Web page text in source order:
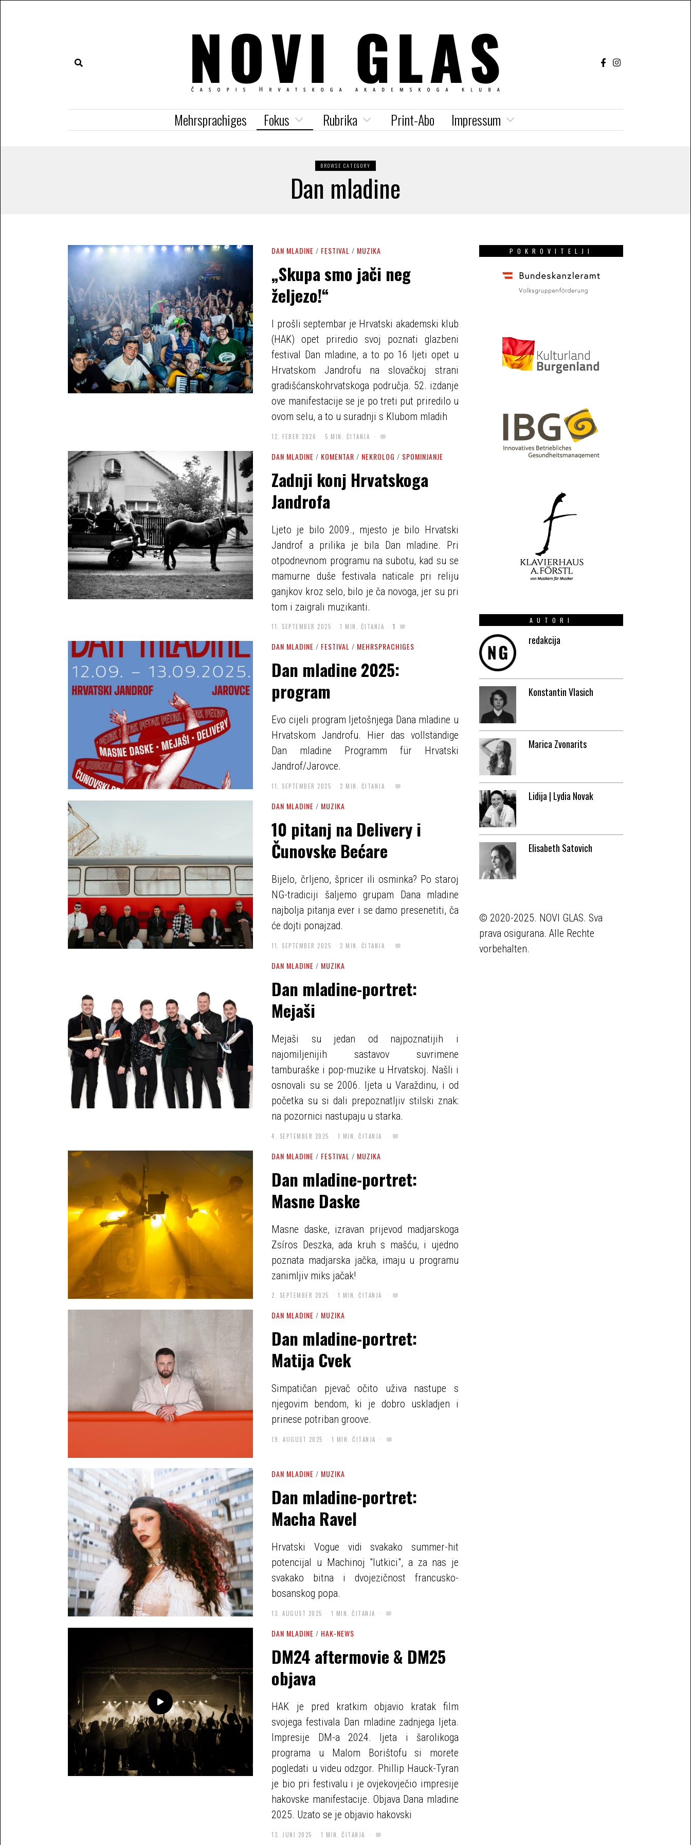
Mehrsprachiges Fokus Rubrika Print-Abo Impressum
BROWSE CATEGORY
Dan mladine
DAN MLADINE / FESTIVAL / MUZIKA
„Skupa smo jači neg
željezo!“
I prošli septembar je Hrvatski akademski klub
(HAK) opet priredio svoj poznati glazbeni
festival Dan mladine, a to po 16 ljeti opet u
Hrvatskom Jandrofu na slovačkoj strani
gradišćanskohrvatskoga područja. 52. izdanje
ove manifestacije se je po treti put priredilo u
ovom selu, a to u suradnji s Klubom mladih
12. FEBER 2026 5 MIN. ČITANJA
DAN MLADINE / KOMENTAR / NEKROLOG / SPOMINJANJE
Zadnji konj Hrvatskoga
Jandrofa
Ljeto je bilo 2009., mjesto je bilo Hrvatski
Jandrof a prilika je bila Dan mladine. Pri
otpodnevnom programu na subotu, kad su se
mamurne duše festivala naticale pri reliju
ganjkov kroz selo, bilo je ča novoga, jer su pri
tom i zaigrali muzikanti.
11. SEPTEMBER 2025 1 MIN. ČITANJA 1
DAN MLADINE / FESTIVAL / MEHRSPRACHIGES
Dan mladine 2025:
program
Evo cijeli program ljetošnjega Dana mladine u
Hrvatskom Jandrofu. Hier das vollständige
Dan mladine Programm für Hrvatski
Jandrof/Jarovce.
11. SEPTEMBER 2025 2 MIN. ČITANJA
DAN MLADINE / MUZIKA
10 pitanj na Delivery i
Čunovske Bećare
Bijelo, črljeno, špricer ili osminka? Po staroj
NG-tradiciji šaljemo grupam Dana mladine
najbolja pitanja ever i se damo presenetiti, ča
će dojti ponajzad.
11. SEPTEMBER 2025 2 MIN. ČITANJA
DAN MLADINE / MUZIKA
Dan mladine-portret:
Mejaši
Mejaši su jedan od najpoznatijih i
najomiljenijih sastavov suvrimene
tamburaške i pop-muzike u Hrvatskoj. Našli i
osnovali su se 2006. ljeta u Varaždinu, i od
početka su si dali prepoznatljiv stilski znak:
na pozornici nastupaju u starka.
4. SEPTEMBER 2025 1 MIN. ČITANJA
DAN MLADINE / FESTIVAL / MUZIKA
Dan mladine-portret:
Masne Daske
Masne daske, izravan prijevod madjarskoga
Zsíros Deszka, ada kruh s mašću, i ujedno
poznata madjarska jačka, imaju u programu
zanimljiv miks jačak!
2. SEPTEMBER 2025 1 MIN. ČITANJA
DAN MLADINE / MUZIKA
Dan mladine-portret:
Matija Cvek
Simpatičan pjevač očito uživa nastupe s
njegovim bendom, ki je dobro uskladjen i
prinese potriban groove.
19. AUGUST 2025 1 MIN. ČITANJA
DAN MLADINE / MUZIKA
Dan mladine-portret:
Macha Ravel
Hrvatski Vogue vidi svakako summer-hit
potencijal u Machinoj "lutkici", a za nas je
svakako bitna i dvojezičnost francusko-
bosanskog popa.
13. AUGUST 2025 1 MIN. ČITANJA
DAN MLADINE / HAK-NEWS
DM24 aftermovie & DM25
objava
HAK je pred kratkim objavio kratak film
svojega festivala Dan mladine zadnjega ljeta.
Impresije DM-a 2024. ljeta i šarolikoga
programa u Malom Borištofu si morete
pogledati u videu odzgor. Phillip Hauck-Tyran
je bio pri festivalu i je ovjekovječio impresije
hakovske manifestacije. Objava Dana mladine
2025. Uzato se je objavio hakovski
13. JUNI 2025 1 MIN. ČITANJA
POKROVITELJI
AUTORI
redakcija
Konstantin Vlasich
Marica Zvonarits
Lidija | Lydia Novak
Elisabeth Satovich
© 2020-2025. NOVI GLAS. Sva
prava osigurana. Alle Rechte
vorbehalten.